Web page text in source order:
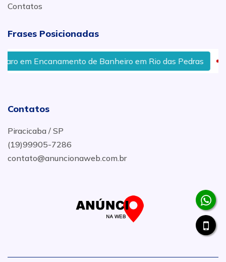
Contatos
Frases Posicionadas
em Encanamento de Banheiro em Rio das Pedras
Contatos
Piracicaba / SP
(19)99905-7286
contato@anuncionaweb.com.br